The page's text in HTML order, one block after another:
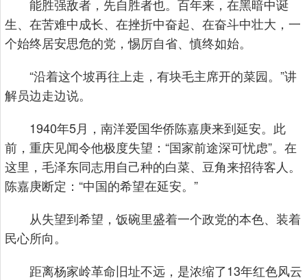
能胜强敌者，先自胜者也。百年来，在黑暗中诞
生、在苦难中成长、在挫折中奋起、在奋斗中壮大，一
个始终居安思危的党，惕厉自省、慎终如始。
“沿着这个坡再往上走，有块毛主席开的菜园。”讲
解员边走边说。
1940年5月，南洋爱国华侨陈嘉庚来到延安。此
前，重庆见闻令他极度失望：“国家前途深可忧虑”。在
这里，毛泽东同志用自己种的白菜、豆角来招待客人。
陈嘉庚断定：“中国的希望在延安。”
从失望到希望，饭碗里盛着一个政党的本色、装着
民心所向。
距离杨家岭革命旧址不远，是浓缩了13年红色风云